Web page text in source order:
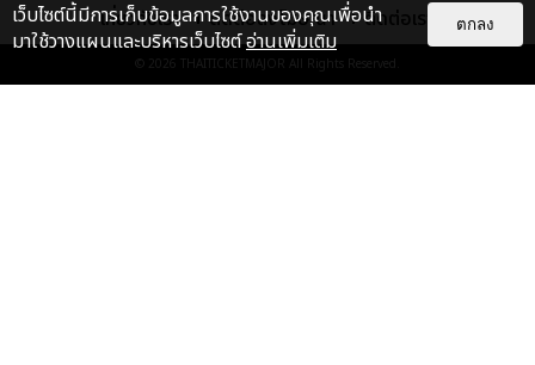
EXCLUSIVE : 16
เกี่ยวกับเรา ติดต่อลงโฆษณา ติดต่อเรา
© 2026 THAITICKETMAJOR All Rights Reserved.
เว็บไซต์นี้มีการเก็บข้อมูลการใช้งานของคุณเพื่อนำ
มาใช้วางแผนและบริหารเว็บไซต์อ่านเพิ่มเติม
ตกลง